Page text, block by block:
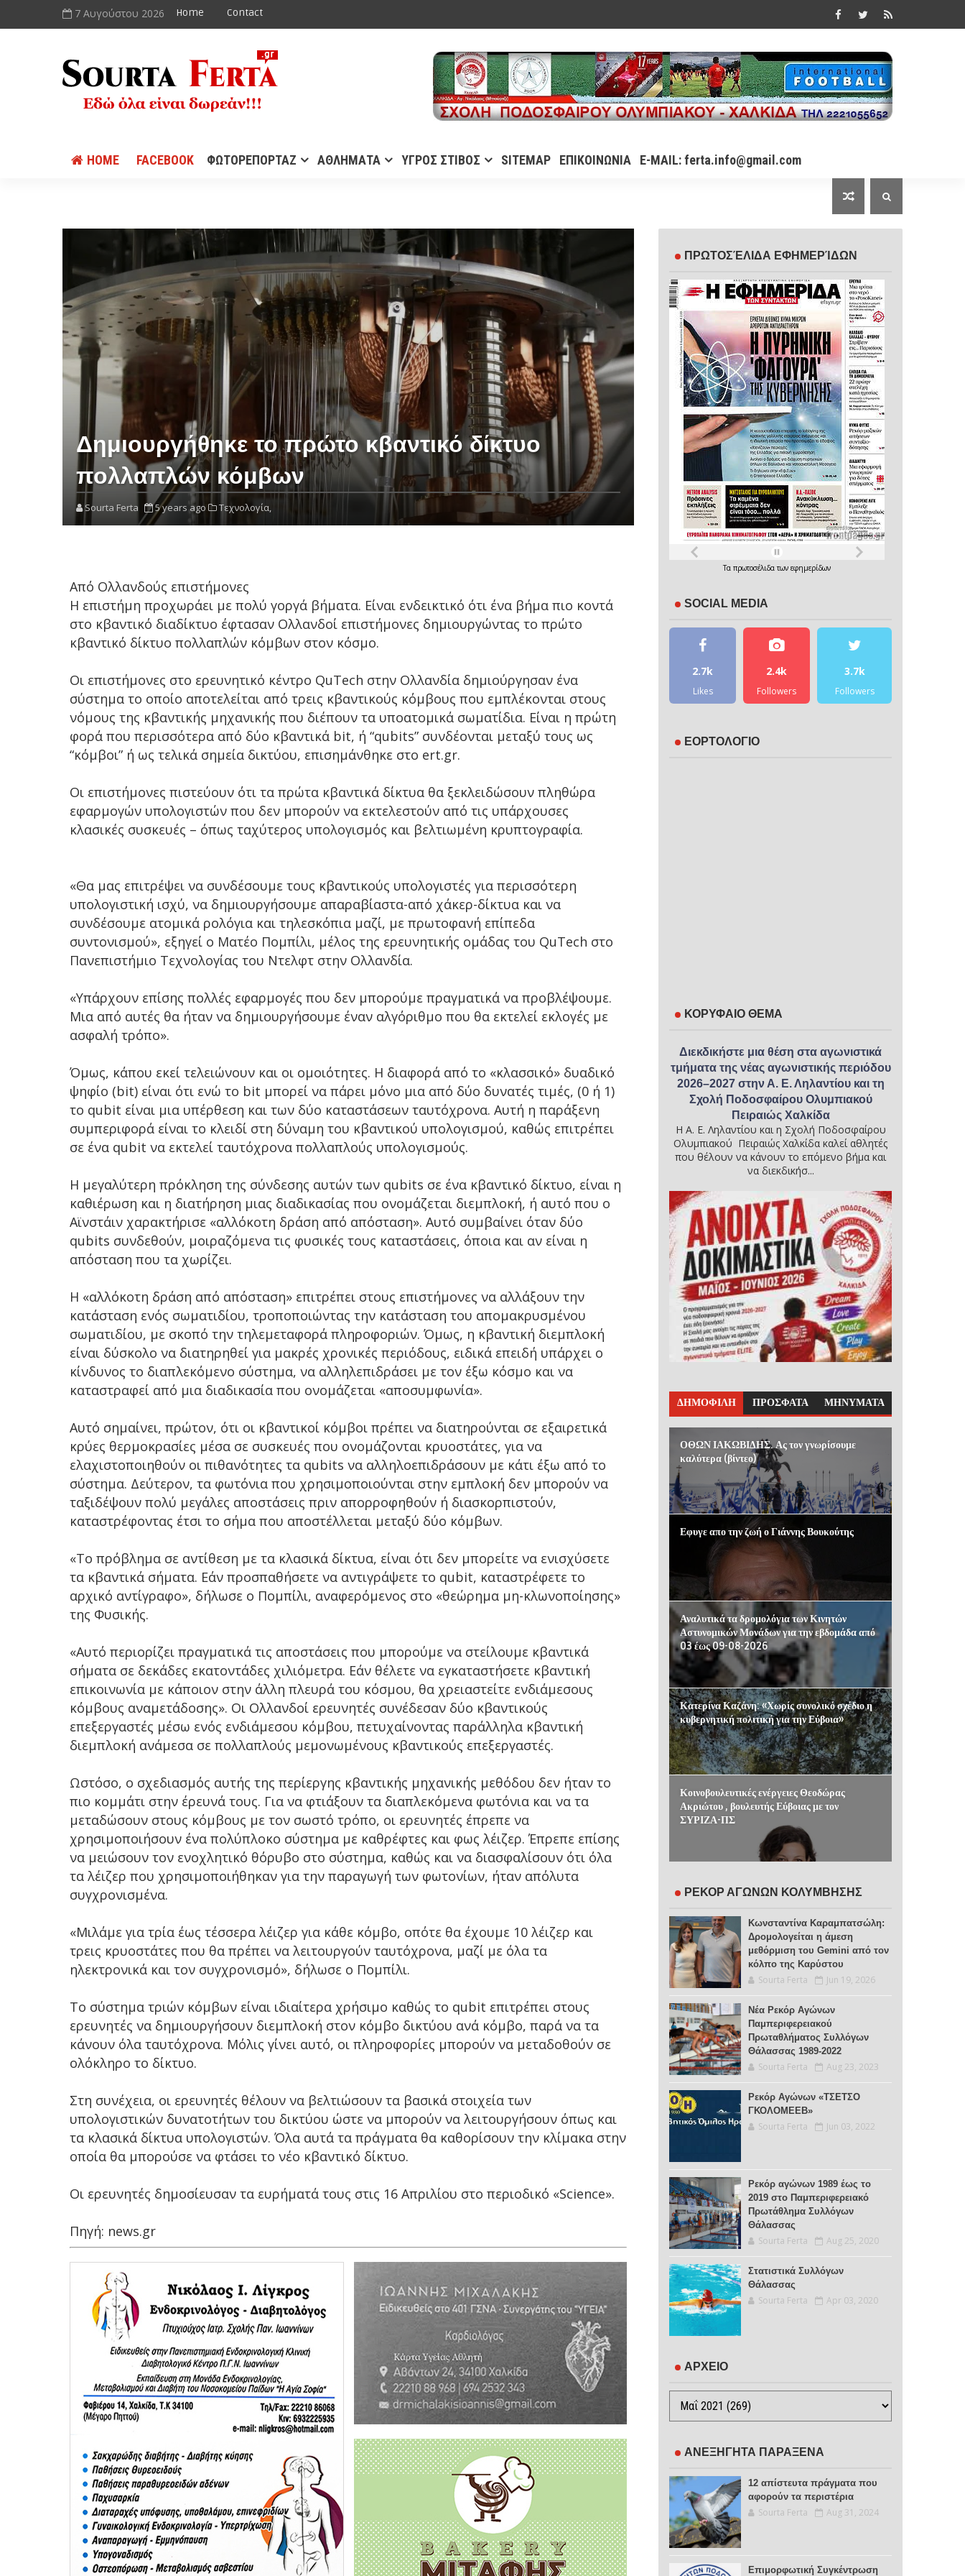
7 Αυγούστου 2026 Home Contact
HOME FACEBOOK ΦΩΤΟΡΕΠΟΡΤΑΖ ΑΘΛΗΜΑΤΑ ΥΓΡΟΣ ΣΤΙΒΟΣ SITEMAP ΕΠΙΚΟΙΝΩΝΙΑ E-MAIL: ferta.info@gmail.com
Δημιουργήθηκε το πρώτο κβαντικό δίκτυο
πολλαπλών κόμβων
Sourta Ferta 5 years ago Τεχνολογία,
Από Ολλανδούς επιστήμονες
Η επιστήμη προχωράει με πολύ γοργά βήματα. Είναι ενδεικτικό ότι ένα βήμα πιο κοντά
στο κβαντικό διαδίκτυο έφτασαν Ολλανδοί επιστήμονες δημιουργώντας το πρώτο
κβαντικό δίκτυο πολλαπλών κόμβων στον κόσμο.
Οι επιστήμονες στο ερευνητικό κέντρο QuTech στην Ολλανδία δημιούργησαν ένα
σύστημα το οποίο αποτελείται από τρεις κβαντικούς κόμβους που εμπλέκονται στους
νόμους της κβαντικής μηχανικής που διέπουν τα υποατομικά σωματίδια. Είναι η πρώτη
φορά που περισσότερα από δύο κβαντικά bit, ή “qubits” συνδέονται μεταξύ τους ως
“κόμβοι” ή ως τελικά σημεία δικτύου, επισημάνθηκε στο ert.gr.
Οι επιστήμονες πιστεύουν ότι τα πρώτα κβαντικά δίκτυα θα ξεκλειδώσουν πληθώρα
εφαρμογών υπολογιστών που δεν μπορούν να εκτελεστούν από τις υπάρχουσες
κλασικές συσκευές – όπως ταχύτερος υπολογισμός και βελτιωμένη κρυπτογραφία.
«Θα μας επιτρέψει να συνδέσουμε τους κβαντικούς υπολογιστές για περισσότερη
υπολογιστική ισχύ, να δημιουργήσουμε απαραβίαστα-από χάκερ-δίκτυα και να
συνδέσουμε ατομικά ρολόγια και τηλεσκόπια μαζί, με πρωτοφανή επίπεδα
συντονισμού», εξηγεί ο Ματέο Πομπίλι, μέλος της ερευνητικής ομάδας του QuTech στο
Πανεπιστήμιο Τεχνολογίας του Ντελφτ στην Ολλανδία.
«Υπάρχουν επίσης πολλές εφαρμογές που δεν μπορούμε πραγματικά να προβλέψουμε.
Μια από αυτές θα ήταν να δημιουργήσουμε έναν αλγόριθμο που θα εκτελεί εκλογές με
ασφαλή τρόπο».
Όμως, κάπου εκεί τελειώνουν και οι ομοιότητες. Η διαφορά από το «κλασσικό» δυαδικό
ψηφίο (bit) είναι ότι ενώ το bit μπορεί να πάρει μόνο μια από δύο δυνατές τιμές, (0 ή 1)
το qubit είναι μια υπέρθεση και των δύο καταστάσεων ταυτόχρονα. Αυτή η παράξενη
συμπεριφορά είναι το κλειδί στη δύναμη του κβαντικού υπολογισμού, καθώς επιτρέπει
σε ένα qubit να εκτελεί ταυτόχρονα πολλαπλούς υπολογισμούς.
Η μεγαλύτερη πρόκληση της σύνδεσης αυτών των qubits σε ένα κβαντικό δίκτυο, είναι η
καθιέρωση και η διατήρηση μιας διαδικασίας που ονομάζεται διεμπλοκή, ή αυτό που ο
Αϊνστάιν χαρακτήρισε «αλλόκοτη δράση από απόσταση». Αυτό συμβαίνει όταν δύο
qubits συνδεθούν, μοιραζόμενα τις φυσικές τους καταστάσεις, όποια και αν είναι η
απόσταση που τα χωρίζει.
Η «αλλόκοτη δράση από απόσταση» επιτρέπει στους επιστήμονες να αλλάξουν την
κατάσταση ενός σωματιδίου, τροποποιώντας την κατάσταση του απομακρυσμένου
σωματιδίου, με σκοπό την τηλεμεταφορά πληροφοριών. Όμως, η κβαντική διεμπλοκή
είναι δύσκολο να διατηρηθεί για μακρές χρονικές περιόδους, ειδικά επειδή υπάρχει ο
κίνδυνος το διαπλεκόμενο σύστημα, να αλληλεπιδράσει με τον έξω κόσμο και να
καταστραφεί από μια διαδικασία που ονομάζεται «αποσυμφωνία».
Αυτό σημαίνει, πρώτον, ότι οι κβαντικοί κόμβοι πρέπει να διατηρούνται σε εξαιρετικά
κρύες θερμοκρασίες μέσα σε συσκευές που ονομάζονται κρυοστάτες, για να
ελαχιστοποιηθούν οι πιθανότητες τα qubits να αλληλοεπιδράσουν με κάτι έξω από το
σύστημα. Δεύτερον, τα φωτόνια που χρησιμοποιούνται στην εμπλοκή δεν μπορούν να
ταξιδέψουν πολύ μεγάλες αποστάσεις πριν απορροφηθούν ή διασκορπιστούν,
καταστρέφοντας έτσι το σήμα που αποστέλλεται μεταξύ δύο κόμβων.
«Το πρόβλημα σε αντίθεση με τα κλασικά δίκτυα, είναι ότι δεν μπορείτε να ενισχύσετε
τα κβαντικά σήματα. Εάν προσπαθήσετε να αντιγράψετε το qubit, καταστρέφετε το
αρχικό αντίγραφο», δήλωσε ο Πομπίλι, αναφερόμενος στο «θεώρημα μη-κλωνοποίησης»
της Φυσικής.
«Αυτό περιορίζει πραγματικά τις αποστάσεις που μπορούμε να στείλουμε κβαντικά
σήματα σε δεκάδες εκατοντάδες χιλιόμετρα. Εάν θέλετε να εγκαταστήσετε κβαντική
επικοινωνία με κάποιον στην άλλη πλευρά του κόσμου, θα χρειαστείτε ενδιάμεσους
κόμβους αναμετάδοσης». Οι Ολλανδοί ερευνητές συνέδεσαν δύο κβαντικούς
επεξεργαστές μέσω ενός ενδιάμεσου κόμβου, πετυχαίνοντας παράλληλα κβαντική
διεμπλοκή ανάμεσα σε πολλαπλούς μεμονωμένους κβαντικούς επεξεργαστές.
Ωστόσο, ο σχεδιασμός αυτής της περίεργης κβαντικής μηχανικής μεθόδου δεν ήταν το
πιο κομμάτι στην έρευνά τους. Για να φτιάξουν τα διαπλεκόμενα φωτόνια και να τα
μεταδώσουν στους κόμβους με τον σωστό τρόπο, οι ερευνητές έπρεπε να
χρησιμοποιήσουν ένα πολύπλοκο σύστημα με καθρέφτες και φως λέιζερ. Έπρεπε επίσης
να μειώσουν τον ενοχλητικό θόρυβο στο σύστημα, καθώς και να διασφαλίσουν ότι όλα
τα λέιζερ που χρησιμοποιήθηκαν για την παραγωγή των φωτονίων, ήταν απόλυτα
συγχρονισμένα.
«Μιλάμε για τρία έως τέσσερα λέιζερ για κάθε κόμβο, οπότε θα έχουμε 10 λέιζερ και
τρεις κρυοστάτες που θα πρέπει να λειτουργούν ταυτόχρονα, μαζί με όλα τα
ηλεκτρονικά και τον συγχρονισμό», δήλωσε ο Πομπίλι.
Το σύστημα τριών κόμβων είναι ιδιαίτερα χρήσιμο καθώς το qubit επιτρέπει στους
ερευνητές να δημιουργήσουν διεμπλοκή στον κόμβο δικτύου ανά κόμβο, παρά να τα
κάνουν όλα ταυτόχρονα. Μόλις γίνει αυτό, οι πληροφορίες μπορούν να μεταδοθούν σε
ολόκληρο το δίκτυο.
Στη συνέχεια, οι ερευνητές θέλουν να βελτιώσουν τα βασικά στοιχεία των
υπολογιστικών δυνατοτήτων του δικτύου ώστε να μπορούν να λειτουργήσουν όπως και
τα κλασικά δίκτυα υπολογιστών. Όλα αυτά τα πράγματα θα καθορίσουν την κλίμακα στην
οποία θα μπορούσε να φτάσει το νέο κβαντικό δίκτυο.
Οι ερευνητές δημοσίευσαν τα ευρήματά τους στις 16 Απριλίου στο περιοδικό «Science».
Πηγή: news.gr
ΠΡΩΤΟΣΈΛΙΔΑ ΕΦΗΜΕΡΊΔΩΝ
Τα πρωτοσέλιδατων εφημερίδων
SOCIAL MEDIA
2.7k
Likes
2.4k
Followers
3.7k
Followers
ΕΟΡΤΟΛΟΓΙΟ
ΚΟΡΥΦΑΙΟ ΘΕΜΑ
Διεκδικήστε μια θέση στα αγωνιστικά
τμήματα της νέας αγωνιστικής περιόδου
2026–2027 στην Α. Ε. Ληλαντίου και τη
Σχολή Ποδοσφαίρου Ολυμπιακού
Πειραιώς Χαλκίδα
Η Α. Ε. Ληλαντίου και η Σχολή Ποδοσφαίρου
Ολυμπιακού Πειραιώς Χαλκίδα καλεί αθλητές
που θέλουν να κάνουν το επόμενο βήμα και
να διεκδικήσ...
ΔΗΜΟΦΙΛΗ ΠΡΟΣΦΑΤΑ ΜΗΝΥΜΑΤΑ
ΟΘΩΝ ΙΑΚΩΒΙΔΗΣ. Ας τον γνωρίσουμε
καλύτερα (βίντεο)
Εφυγε απο την ζωή ο Γιάννης Βουκούτης
Αναλυτικά τα δρομολόγια των Κινητών
Αστυνομικών Μονάδων για την εβδομάδα από
03 έως 09-08-2026
Κατερίνα Καζάνη: «Χωρίς συνολικό σχέδιο η
κυβερνητική πολιτική για την Εύβοια»
Κοινοβουλευτικές ενέργειες Θεοδώρας
Ακριώτου , βουλευτής Εύβοιας με τον
ΣΥΡΙΖΑ-ΠΣ
ΡΕΚΟΡ ΑΓΩΝΩΝ ΚΟΛΥΜΒΗΣΗΣ
Κωνσταντίνα Καραμπατσώλη:
Δρομολογείται η άμεση
μεθόρμιση του Gemini από τον
κόλπο της Καρύστου
Sourta Ferta Jun 19, 2026
Νέα Ρεκόρ Αγώνων
Παμπεριφερειακού
Πρωταθλήματος Συλλόγων
Θάλασσας 1989-2022
Sourta Ferta Aug 23, 2023
Ρεκόρ Αγώνων «ΤΣΕΤΣΟ
ΓΚΟΛΟΜΕΕΒ»
Sourta Ferta Jun 03, 2022
Ρεκόρ αγώνων 1989 έως το
2019 στο Παμπεριφερειακό
Πρωτάθλημα Συλλόγων
Θάλασσας
Sourta Ferta Aug 25, 2020
Στατιστικά Συλλόγων
Θάλασσας
Sourta Ferta Apr 03, 2020
ΑΡΧΕΙΟ
ΑΝΕΞΗΓΗΤΑ ΠΑΡΑΞΕΝΑ
12 απίστευτα πράγματα που
αφορούν τα περιστέρια
Sourta Ferta Aug 31, 2024
Επιμορφωτική Συγκέντρωση